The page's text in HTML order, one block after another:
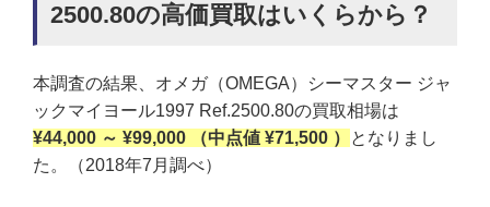
2500.80の高価買取はいくらから？
本調査の結果、オメガ（OMEGA）シーマスター ジャ
ックマイヨール1997 Ref.2500.80の買取相場は
¥44,000 ～ ¥99,000 （中点値 ¥71,500 ）
となりまし
た。（2018年7月調べ）